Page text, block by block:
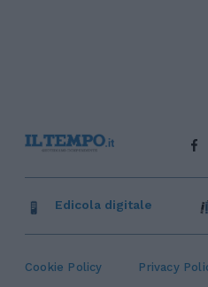
Cookie Policy Privacy
Edicola digitale